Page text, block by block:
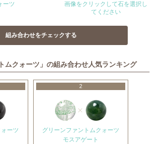
ーツ
画像をクリックして石を選択し
てください
ムクォーツ」の組み合わせ人気ランキング
ーツ
2
グリーンファントムクォーツ
モスアゲート